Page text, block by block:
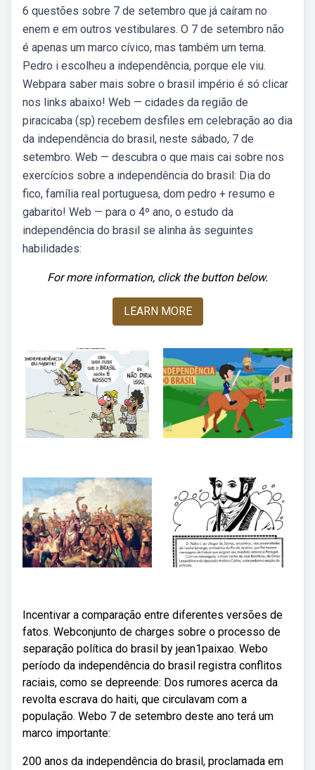
6 questões sobre 7 de setembro que já caíram no
enem e em outros vestibulares. O 7 de setembro não
é apenas um marco cívico, mas também um tema.
Pedro i escolheu a independência, porque ele viu.
Webpara saber mais sobre o brasil império é só clicar
nos links abaixo! Web — cidades da região de
piracicaba (sp) recebem desfiles em celebração ao dia
da independência do brasil, neste sábado, 7 de
setembro. Web — descubra o que mais cai sobre nos
exercícios sobre a independência do brasil: Dia do
fico, família real portuguesa, dom pedro + resumo e
gabarito! Web — para o 4º ano, o estudo da
independência do brasil se alinha às seguintes
habilidades:
For more information, click the button below.
LEARN MORE
Incentivar a comparação entre diferentes versões de
fatos. Webconjunto de charges sobre o processo de
separação política do brasil by jean1paixao. Webo
período da independência do brasil registra conflitos
raciais, como se depreende: Dos rumores acerca da
revolta escrava do haiti, que circulavam com a
população. Webo 7 de setembro deste ano terá um
marco importante:
200 anos da independência do brasil, proclamada em